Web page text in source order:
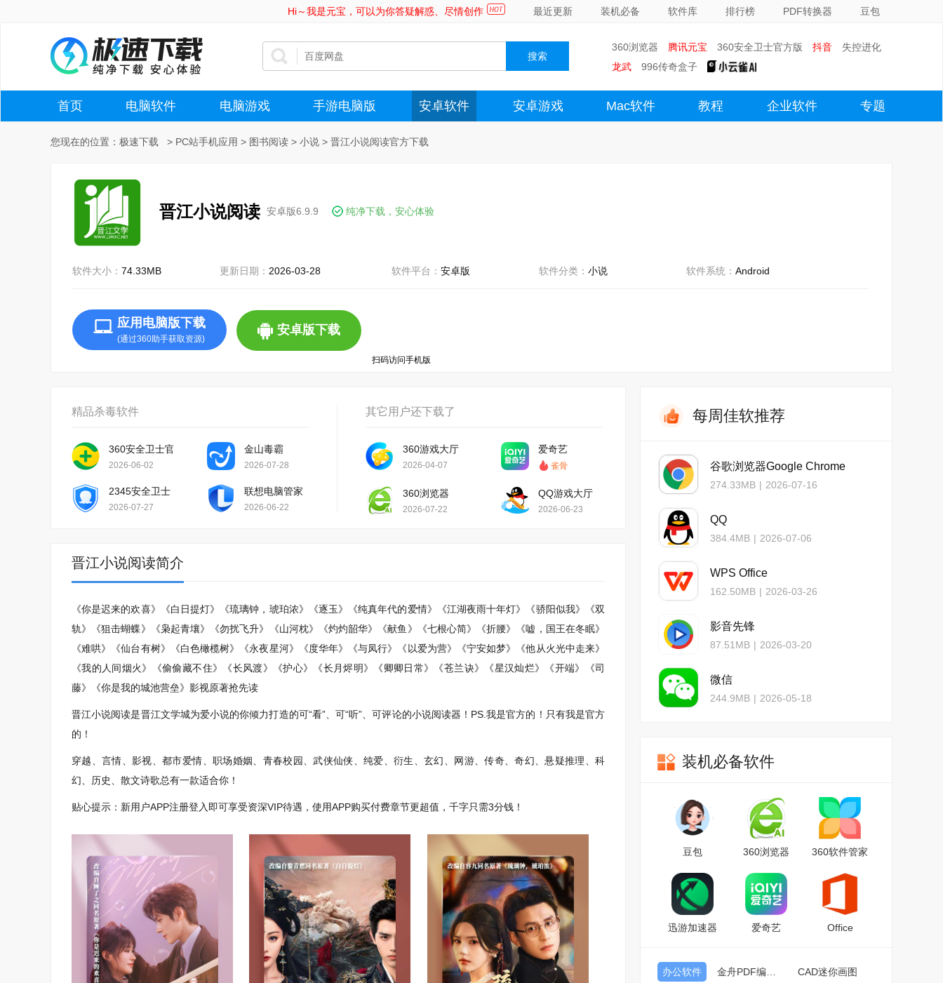
Hi～我是元宝，可以为你答疑解惑、尽情创作 最近更新 装机必备 软件库 排行榜 PDF转换器 豆包
360浏览器 腾讯元宝 360安全卫士官方版 抖音
失控进化
龙武
996传奇盒子
首页 电脑软件 电脑游戏 手游电脑版 安卓软件 安卓游戏 Mac软件 教程 企业软件 专题
您现在的位置： 极速下载 > PC站手机应用 > 图书阅读 > 小说 > 晋江小说阅读官方下载
晋江小说阅读 安卓版6.9.9 纯净下载，安心体验
软件大小： 74.33MB 更新日期： 2026-03-28 软件平台： 安卓版 软件分类： 小说 软件系统： Android
应用电脑版下载
(通过360助手获取资源)
安卓版下载
扫码访问手机版
精品杀毒软件
360安全卫士官方版
2026-06-02
金山毒霸
2026-07-28
2345安全卫士
2026-07-27
联想电脑管家
2026-06-22
其它用户还下载了
360游戏大厅
2026-04-07
爱奇艺
雀骨
360浏览器
2026-07-22
QQ游戏大厅
2026-06-23
晋江小说阅读简介
《你是迟来的欢喜》《白日提灯》《琉璃钟，琥珀浓》《逐玉》《纯真年代的爱情》《江湖夜雨十年灯》《骄阳似我》《双
轨》《狙击蝴蝶》《枭起青壤》《勿扰飞升》《山河枕》《灼灼韶华》《献鱼》《七根心简》《折腰》《嘘，国王在冬眠》
《难哄》《仙台有树》《白色橄榄树》《永夜星河》《度华年》《与凤行》《以爱为营》《宁安如梦》《他从火光中走来》
《我的人间烟火》《偷偷藏不住》《长风渡》《护心》《长月烬明》《卿卿日常》《苍兰诀》《星汉灿烂》《开端》《司
藤》《你是我的城池营垒》影视原著抢先读
晋江小说阅读是晋江文学城为爱小说的你倾力打造的可“看”、可“听”、可评论的小说阅读器！PS.我是官方的！只有我是官方
的！
穿越、言情、影视、都市爱情、职场婚姻、青春校园、武侠仙侠、纯爱、衍生、玄幻、网游、传奇、奇幻、悬疑推理、科
幻、历史、散文诗歌总有一款适合你！
贴心提示：新用户APP注册登入即可享受资深VIP待遇，使用APP购买付费章节更超值，千字只需3分钱！
每周佳软推荐
谷歌浏览器Google Chrome
274.33MB | 2026-07-16
QQ
384.4MB | 2026-07-06
WPS Office
162.50MB | 2026-03-26
影音先锋
87.51MB | 2026-03-20
微信
244.9MB | 2026-05-18
装机必备软件
豆包 360浏览器 360软件管家
迅游加速器 爱奇艺 Office
办公软件 CAD迷你画图